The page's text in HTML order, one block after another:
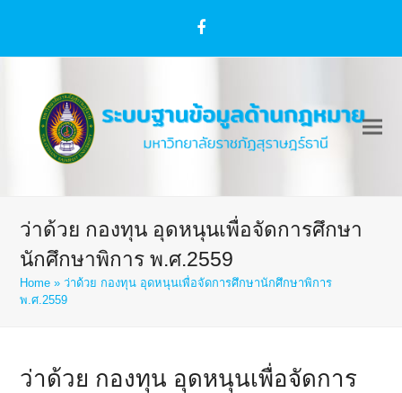
Facebook
ว่าด้วย กองทุน อุดหนุนเพื่อจัดการศึกษา
นักศึกษาพิการ พ.ศ.2559
Home »ว่าด้วย กองทุน อุดหนุนเพื่อจัดการศึกษานักศึกษาพิการ
พ.ศ.2559
ว่าด้วย กองทุน อุดหนุนเพื่อจัดการ